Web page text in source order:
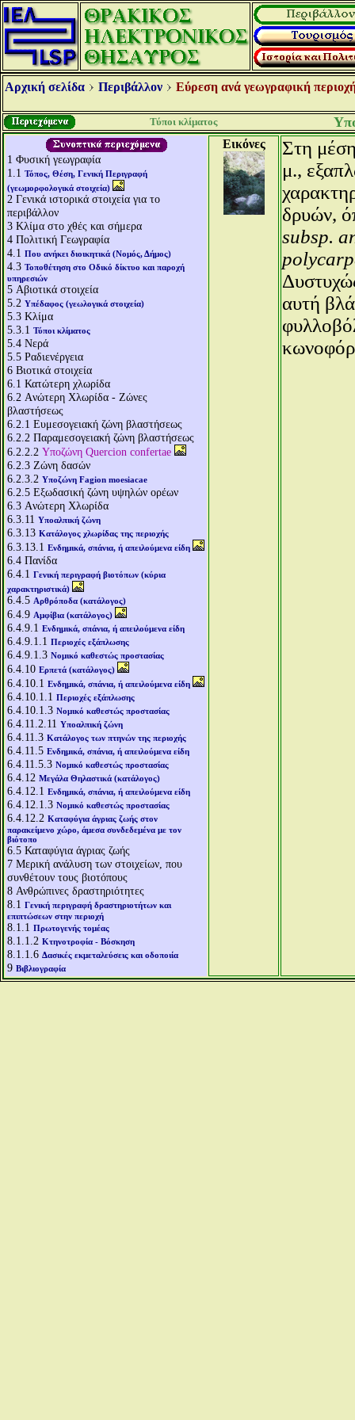
Αρχική σελίδα Περιβάλλον Εύρεση ανά γεωγραφική
Τύποι κλίματος
1 Φυσική γεωγραφία
1.1 Τόπος, Θέση, Γενική Περιγραφή
(γεωμορφολογικά στοιχεία)
2 Γενικά ιστορικά στοιχεία για το
περιβάλλον
3 Κλίμα στο χθές και σήμερα
4 Πολιτική Γεωγραφία
4.1 Που ανήκει διοικητικά (Νομός, Δήμος)
4.3 Τοποθέτηση στο Οδικό δίκτυο και παροχή
υπηρεσιών
5 Αβιοτικά στοιχεία
5.2 Υπέδαφος (γεωλογικά στοιχεία)
5.3 Κλίμα
5.3.1 Τύποι κλίματος
5.4 Νερά
5.5 Ραδιενέργεια
6 Βιοτικά στοιχεία
6.1 Κατώτερη χλωρίδα
6.2 Aνώτερη Χλωρίδα - Ζώνες
βλαστήσεως
6.2.1 Ευμεσογειακή ζώνη βλαστήσεως
6.2.2 Παραμεσογειακή ζώνη βλαστήσεως
6.2.2.2 Υποζώνη Quercion confertae
6.2.3 Ζώνη δασών
6.2.3.2 Υποζώνη Fagion moesiacae
6.2.5 Εξωδασική ζώνη υψηλών ορέων
6.3 Aνώτερη Χλωρίδα
6.3.11 Υποαλπική ζώνη
6.3.13 Κατάλογος χλωρίδας της περιοχής
6.3.13.1 Ενδημικά, σπάνια, ή απειλούμενα είδη
6.4 Πανίδα
6.4.1 Γενική περιγραφή βιοτόπων (κύρια
χαρακτηριστικά)
6.4.5 Αρθρόποδα (κατάλογος)
6.4.9 Αμφίβια (κατάλογος)
6.4.9.1 Ενδημικά, σπάνια, ή απειλούμενα είδη
6.4.9.1.1 Περιοχές εξάπλωσης
6.4.9.1.3 Νομικό καθεστώς προστασίας
6.4.10 Ερπετά (κατάλογος)
6.4.10.1 Ενδημικά, σπάνια, ή απειλούμενα είδη
6.4.10.1.1 Περιοχές εξάπλωσης
6.4.10.1.3 Νομικό καθεστώς προστασίας
6.4.11.2.11 Υποαλπική ζώνη
6.4.11.3 Κατάλογος των πτηνών της περιοχής
6.4.11.5 Ενδημικά, σπάνια, ή απειλούμενα είδη
6.4.11.5.3 Νομικό καθεστώς προστασίας
6.4.12 Μεγάλα Θηλαστικά (κατάλογος)
6.4.12.1 Ενδημικά, σπάνια, ή απειλούμενα είδη
6.4.12.1.3 Νομικό καθεστώς προστασίας
6.4.12.2 Καταφύγια άγριας ζωής στον
παρακείμενο χώρο, άμεσα συνδεδεμένα με τον
βιότοπο
6.5 Καταφύγια άγριας ζωής
7 Μερική ανάλυση των στοιχείων, που
συνθέτουν τους βιοτόπους
8 Ανθρώπινες δραστηριότητες
8.1 Γενική περιγραφή δραστηριοτήτων και
επιπτώσεων στην περιοχή
8.1.1 Πρωτογενής τομέας
8.1.1.2 Κτηνοτροφία - Βόσκηση
8.1.1.6 Δασικές εκμεταλεύσεις και οδοποιία
9 Βιβλιογραφία
Εικόνες
Στη
μ.,
δρυών,
subsp.
αυτή